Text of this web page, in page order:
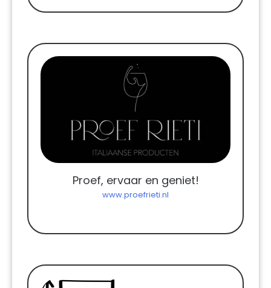
Proef, ervaar en geniet!
www.proefrieti.nl